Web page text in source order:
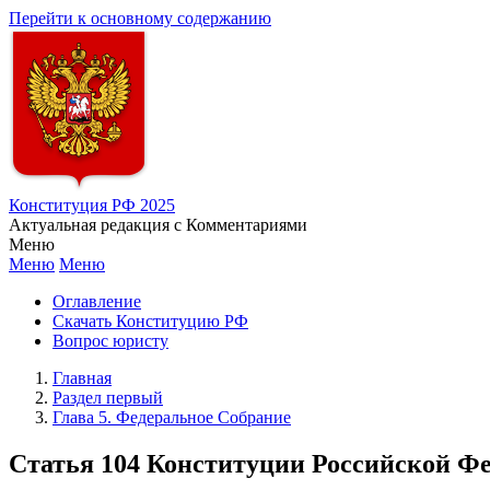
Перейти к основному содержанию
Конституция РФ 2025
Актуальная редакция с Комментариями
Меню
Меню Меню
Оглавление
Скачать Конституцию РФ
Вопрос юристу
Главная
Раздел первый
Глава 5. Федеральное Собрание
Статья 104 Конституции Российской